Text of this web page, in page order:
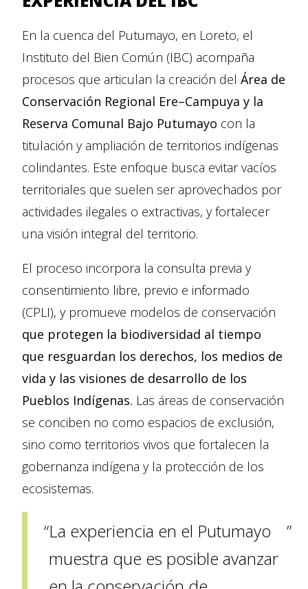
En la cuenca del Putumayo, en Loreto, el
Instituto del Bien Común (IBC) acompaña
procesos que articulan la creación del Área de
Conservación Regional Ere–Campuya y la
Reserva Comunal Bajo Putumayo con la
titulación y ampliación de territorios indígenas
colindantes. Este enfoque busca evitar vacíos
territoriales que suelen ser aprovechados por
actividades ilegales o extractivas, y fortalecer
una visión integral del territorio.
El proceso incorpora la consulta previa y
consentimiento libre, previo e informado
(CPLI), y promueve modelos de conservación
que protegen la biodiversidad al tiempo
que resguardan los derechos, los medios de
vida y las visiones de desarrollo de los
Pueblos Indígenas. Las áreas de conservación
se conciben no como espacios de exclusión,
sino como territorios vivos que fortalecen la
gobernanza indígena y la protección de los
ecosistemas.
La experiencia en el Putumayo
muestra que es posible avanzar